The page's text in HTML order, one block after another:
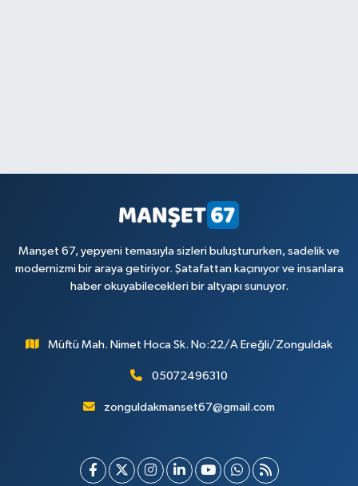
Manşet 67, yepyeni temasıyla sizleri buluştururken, sadelik ve
modernizmi bir araya getiriyor. Şatafattan kaçınıyor ve insanlara
haber okuyabilecekleri bir altyapı sunuyor.
Müftü Mah. Nimet Hoca Sk. No:22/A Ereğli/Zonguldak
05072496310
zonguldakmanset67@gmail.com